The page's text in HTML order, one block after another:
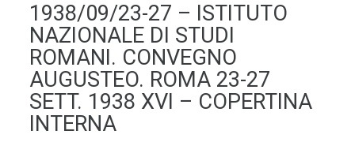
1938/09/23-27 – ISTITUTO
NAZIONALE DI STUDI
ROMANI. CONVEGNO
AUGUSTEO. ROMA 23-27
SETT. 1938 XVI – COPERTINA
INTERNA